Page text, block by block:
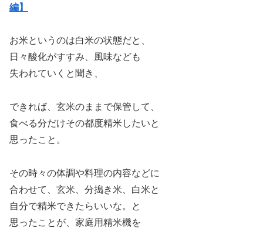
編】
お米というのは白米の状態だと、
日々酸化がすすみ、風味なども
失われていくと聞き、
できれば、玄米のままで保管して、
食べる分だけその都度精米したいと
思ったこと。
その時々の体調や料理の内容などに
合わせて、玄米、分搗き米、白米と
自分で精米できたらいいな。と
思ったことが、家庭用精米機を